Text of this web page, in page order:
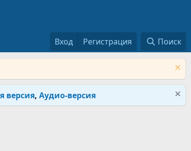
Вход Регистрация Поиск
версия, Аудио-версия